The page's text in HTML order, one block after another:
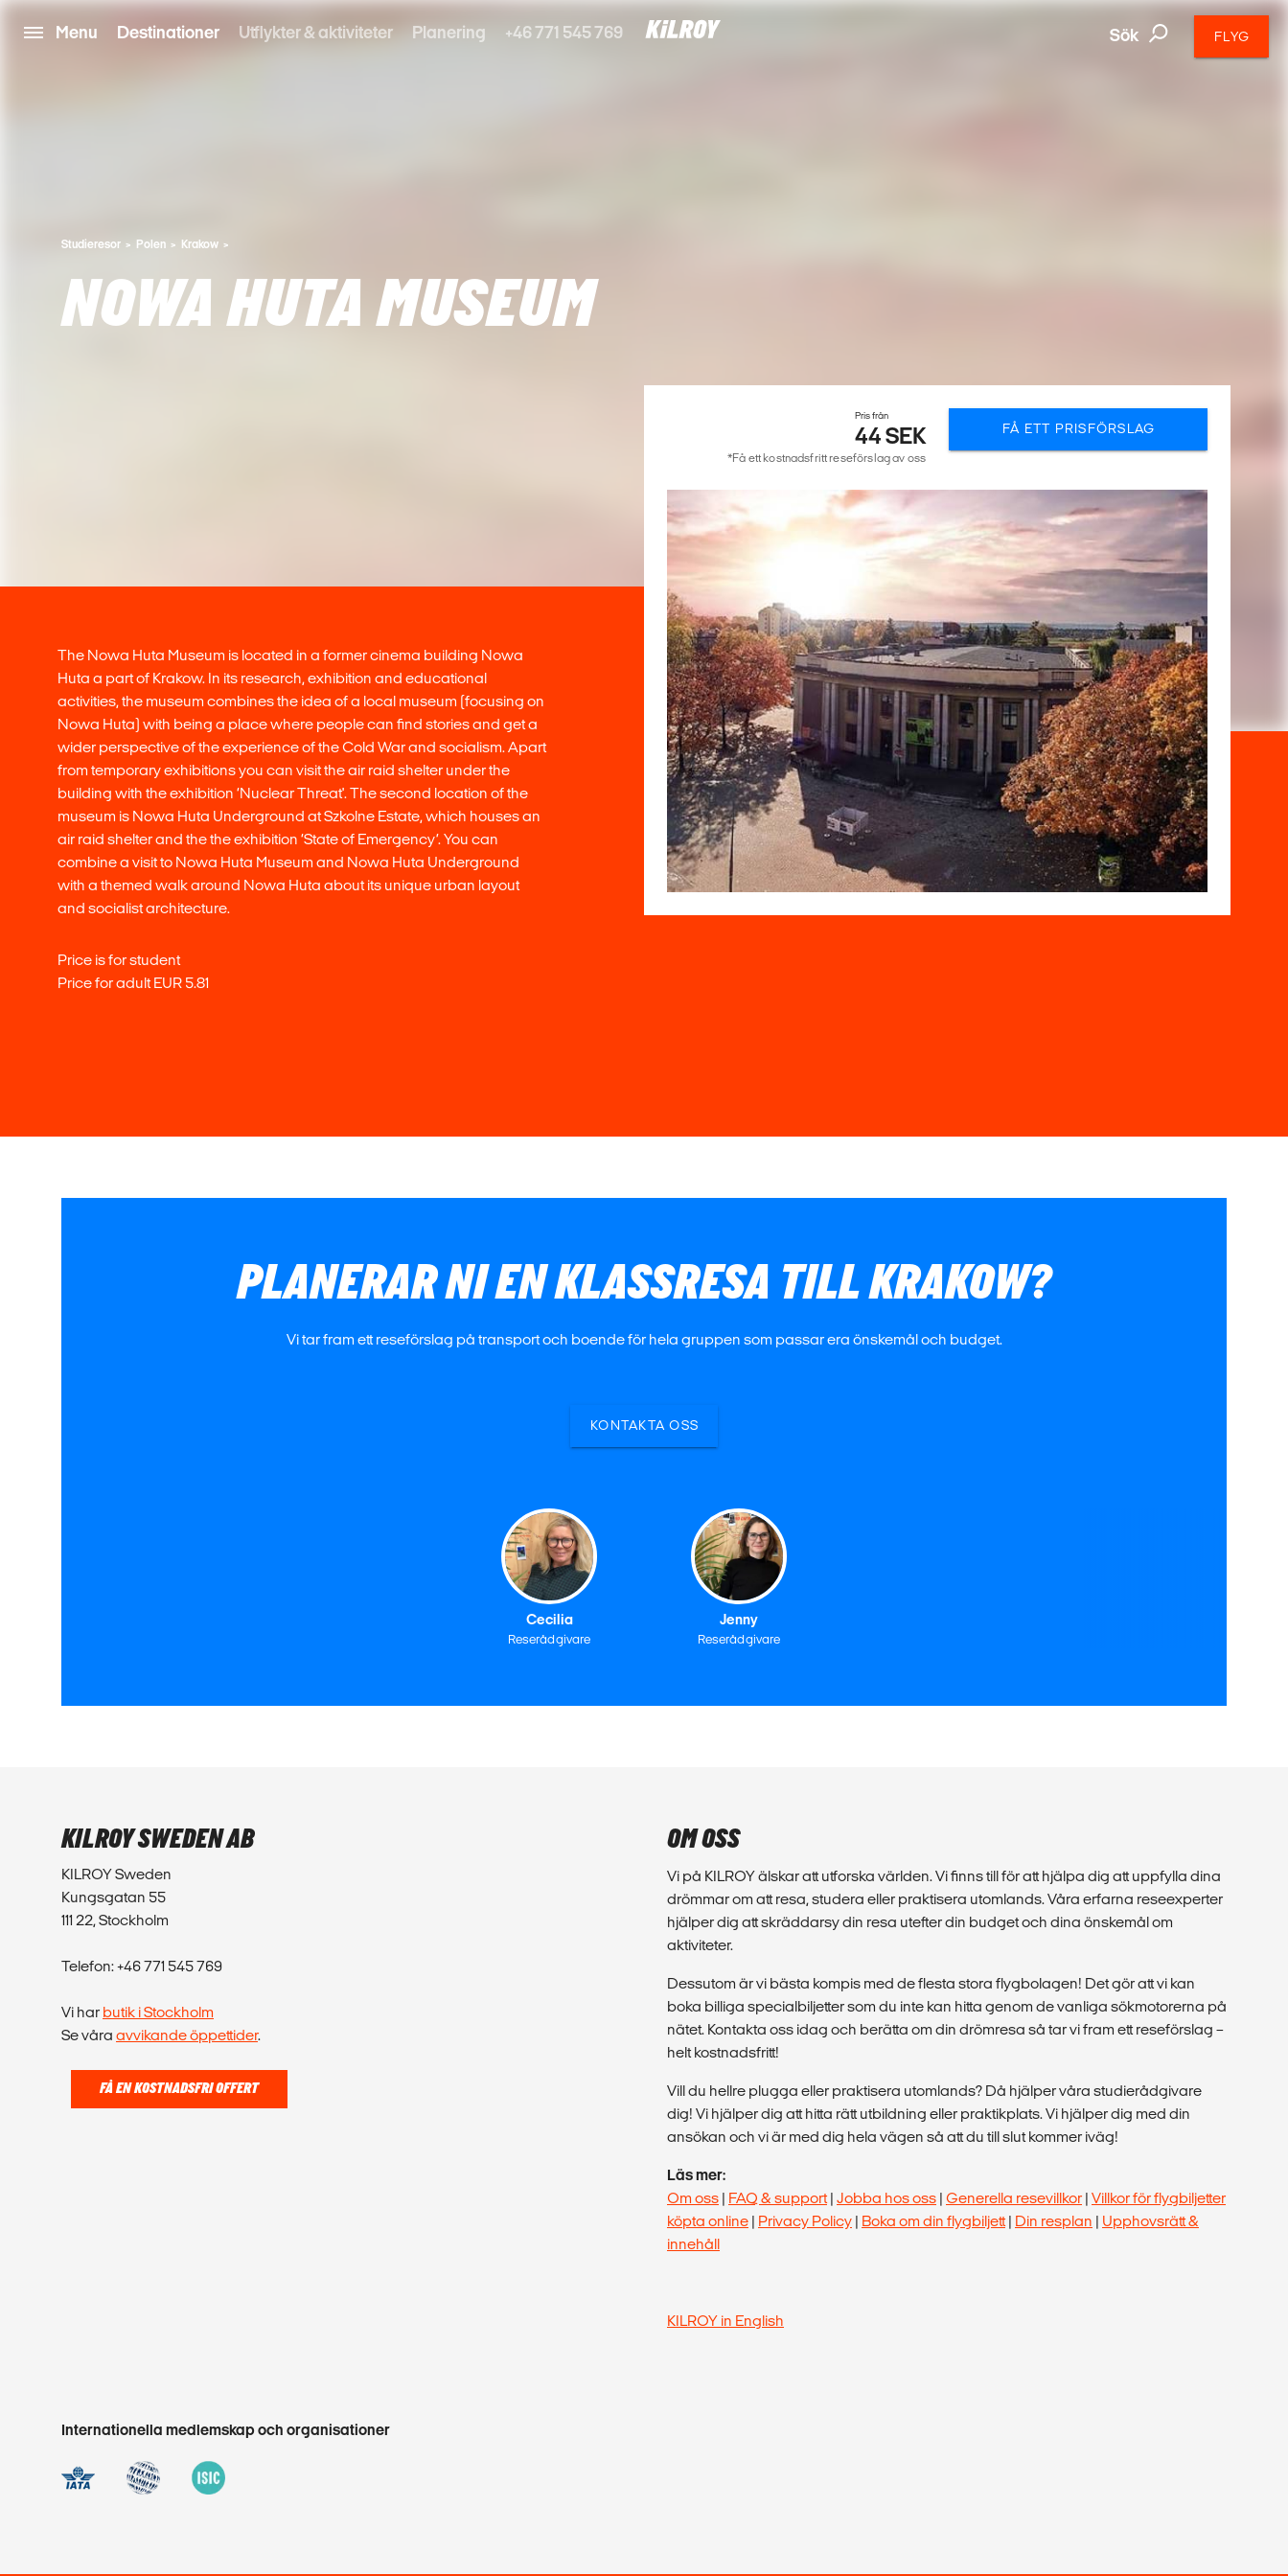
Menu Destinationer Utflykter & aktiviteter Planering +46 771 545 769 Sök FLYG
Studieresor Polen Krakow
NOWA HUTA MUSEUM
The Nowa Huta Museum is located in a former cinema building Nowa
Huta a part of Krakow. In its research, exhibition and educational
activities, the museum combines the idea of a local museum (focusing on
Nowa Huta) with being a place where people can find stories and get a
wider perspective of the experience of the Cold War and socialism. Apart
from temporary exhibitions you can visit the air raid shelter under the
building with the exhibition ‘Nuclear Threat'. The second location of the
museum is Nowa Huta Underground at Szkolne Estate, which houses an
air raid shelter and the the exhibition ‘State of Emergency’. You can
combine a visit to Nowa Huta Museum and Nowa Huta Underground
with a themed walk around Nowa Huta about its unique urban layout
and socialist architecture.
Price is for student
Price for adult EUR 5.81
Pris från
44 SEK
*Få ett kostnadsfritt reseförslag av oss
FÅ ETT PRISFÖRSLAG
PLANERAR NI EN KLASSRESA TILL KRAKOW?
Vi tar fram ett reseförslag på transport och boende för hela gruppen som passar era önskemål och budget.
KONTAKTA OSS
Cecilia
Reserådgivare
Jenny
Reserådgivare
KILROY SWEDEN AB
KILROY Sweden
Kungsgatan 55
111 22, Stockholm
Telefon: +46 771 545 769
Vi har butik i Stockholm
Se våra avvikande öppettider.
FÅ EN KOSTNADSFRI OFFERT
OM OSS
Vi på KILROY älskar att utforska världen. Vi finns till för att hjälpa dig att uppfylla dina
drömmar om att resa, studera eller praktisera utomlands. Våra erfarna reseexperter
hjälper dig att skräddarsy din resa utefter din budget och dina önskemål om
aktiviteter.
Dessutom är vi bästa kompis med de flesta stora flygbolagen! Det gör att vi kan
boka billiga specialbiljetter som du inte kan hitta genom de vanliga sökmotorerna på
nätet. Kontakta oss idag och berätta om din drömresa så tar vi fram ett reseförslag –
helt kostnadsfritt!
Vill du hellre plugga eller praktisera utomlands? Då hjälper våra studierådgivare
dig! Vi hjälper dig att hitta rätt utbildning eller praktikplats. Vi hjälper dig med din
ansökan och vi är med dig hela vägen så att du till slut kommer iväg!
Läs mer:
Om oss | FAQ & support| Jobba hos oss | Generella resevillkor | Villkor för flygbiljetter
köpta online | Privacy Policy | Boka om din flygbiljett| Din resplan | Upphovsrätt &
innehåll
KILROY in English
Internationella medlemskap och organisationer